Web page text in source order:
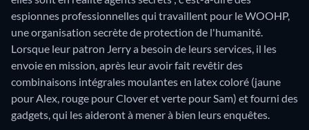
espionnes professionnelles qui travaillent pour le WOOHP,
une organisation secrète de protection de l'humanité.
Lorsque leur patron Jerry a besoin de leurs services, il les
envoie en mission, après leur avoir fait revêtir des
combinaisons intégrales moulantes en latex coloré (jaune
pour Alex, rouge pour Clover et verte pour Sam) et fourni des
gadgets, qui les aideront à mener à bien leurs enquêtes.